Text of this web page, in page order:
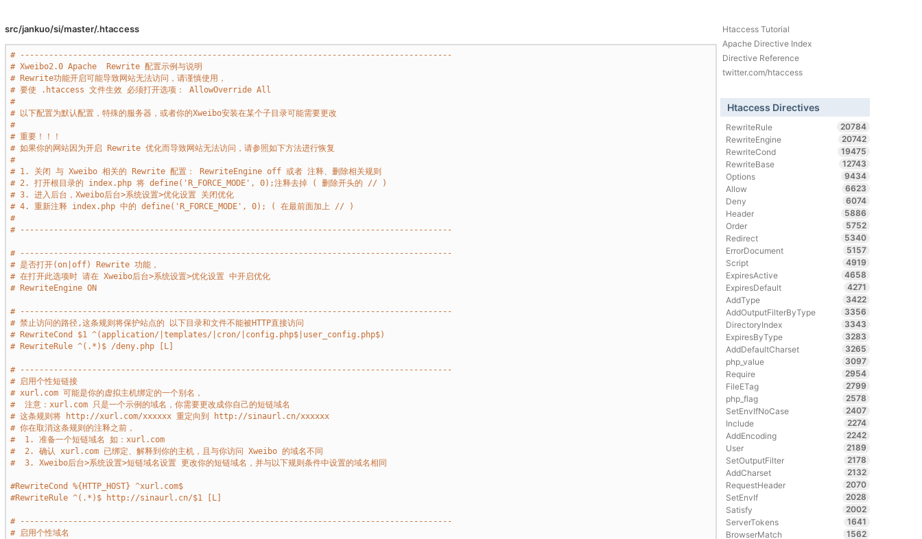
src/jankuo/si/master/.htaccess
# ------------------------------------------------------------------------------------------
# Xweibo2.0 Apache  Rewrite 配置示例与说明
# Rewrite功能开启可能导致网站无法访问，请谨慎使用，
# 要使 .htaccess 文件生效 必须打开选项： AllowOverride All
#
# 以下配置为默认配置，特殊的服务器，或者你的Xweibo安装在某个子目录可能需要更改
#
# 重要！！！
# 如果你的网站因为开启 Rewrite 优化而导致网站无法访问，请参照如下方法进行恢复
#
# 1. 关闭 与 Xweibo 相关的 Rewrite 配置： RewriteEngine off 或者 注释、删除相关规则
# 2. 打开根目录的 index.php 将 define('R_FORCE_MODE', 0);注释去掉 ( 删除开头的 // )
# 3. 进入后台，Xweibo后台>系统设置>优化设置 关闭优化
# 4. 重新注释 index.php 中的 define('R_FORCE_MODE', 0); ( 在最前面加上 // )
#
# ------------------------------------------------------------------------------------------
# ------------------------------------------------------------------------------------------
# 是否打开(on|off) Rewrite 功能，
# 在打开此选项时 请在 Xweibo后台>系统设置>优化设置 中开启优化
# RewriteEngine ON
# ------------------------------------------------------------------------------------------
# 禁止访问的路径,这条规则将保护站点的 以下目录和文件不能被HTTP直接访问
# RewriteCond $1 ^(application/|templates/|cron/|config.php$|user_config.php$)
# RewriteRule ^(.*)$ /deny.php [L]
# ------------------------------------------------------------------------------------------
# 启用个性短链接
# xurl.com 可能是你的虚拟主机绑定的一个别名，
#  注意：xurl.com 只是一个示例的域名，你需要更改成你自己的短链域名
# 这条规则将 http://xurl.com/xxxxxx 重定向到 http://sinaurl.cn/xxxxxx
# 你在取消这条规则的注释之前，
#  1. 准备一个短链域名 如：xurl.com
#  2. 确认 xurl.com 已绑定、解释到你的主机，且与你访问 Xweibo 的域名不同
#  3. Xweibo后台>系统设置>短链域名设置 更改你的短链域名，并与以下规则条件中设置的域名相同
#RewriteCond %{HTTP_HOST} ^xurl.com$
#RewriteRule ^(.*)$ http://sinaurl.cn/$1 [L]
# ------------------------------------------------------------------------------------------
# 启用个性域名
Htaccess Tutorial
Apache Directive Index
Directive Reference
twitter.com/htaccess
Htaccess Directives
RewriteRule
20784
RewriteEngine
20742
RewriteCond
19475
RewriteBase
12743
Options
9434
Allow
6623
Deny
6074
Header
5886
Order
5752
Redirect
5340
ErrorDocument
5157
Script
4919
ExpiresActive
4658
ExpiresDefault
4271
AddType
3422
AddOutputFilterByType
3356
DirectoryIndex
3343
ExpiresByType
3283
AddDefaultCharset
3265
php_value
3097
Require
2954
FileETag
2799
php_flag
2578
SetEnvIfNoCase
2407
Include
2274
AddEncoding
2242
User
2189
SetOutputFilter
2178
AddCharset
2132
RequestHeader
2070
SetEnvIf
2028
Satisfy
2002
ServerTokens
1641
BrowserMatch
1562